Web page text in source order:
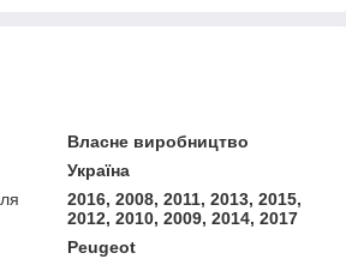
Власне виробництво
Україна
2016, 2008, 2011, 2013, 2015,
2012, 2010, 2009, 2014, 2017
Peugeot